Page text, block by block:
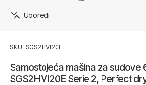
Uporedi
Samostojeća mašina za sudove
SGS2HVI20E Serie 2, Perfect
SKU: SGS2HVI20E